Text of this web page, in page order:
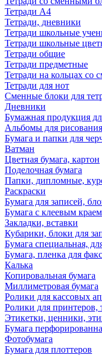
Тетради А4
Тетради, дневники
Тетради школьные
Тетради школьные
Тетради общие
Тетради предметные
Тетради на кольцах со
Тетради для нот
Сменные блоки для
Дневники
Бумажная продукция
Альбомы для рисования
Бумага и папки для
Ватман
Цветная бумага, картон
Поделочная бумага
Папки, дипломные,
Раскраски
Бумага для записей,
Бумага с клеевым краем
Закладки, вставки
Кубарики, блоки для
Бумага специальная,
Бумага, пленка для
Калька
Копировальная бумага
Миллиметровая бумага
Ролики для кассовых
Ролики для принтеров,
Этикетки, ценники,
Бумага
Фотобумага
Бумага для плоттеров